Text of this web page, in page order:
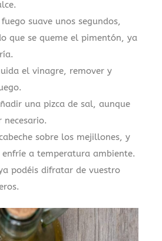
suave unos segundos,
que se queme el pimentón, ya
el vinagre, remover y
una pizca de sal, aunque
necesario.
sobre los mejillones, y
enfríe a temperatura ambiente.
podéis difratar de vuestro